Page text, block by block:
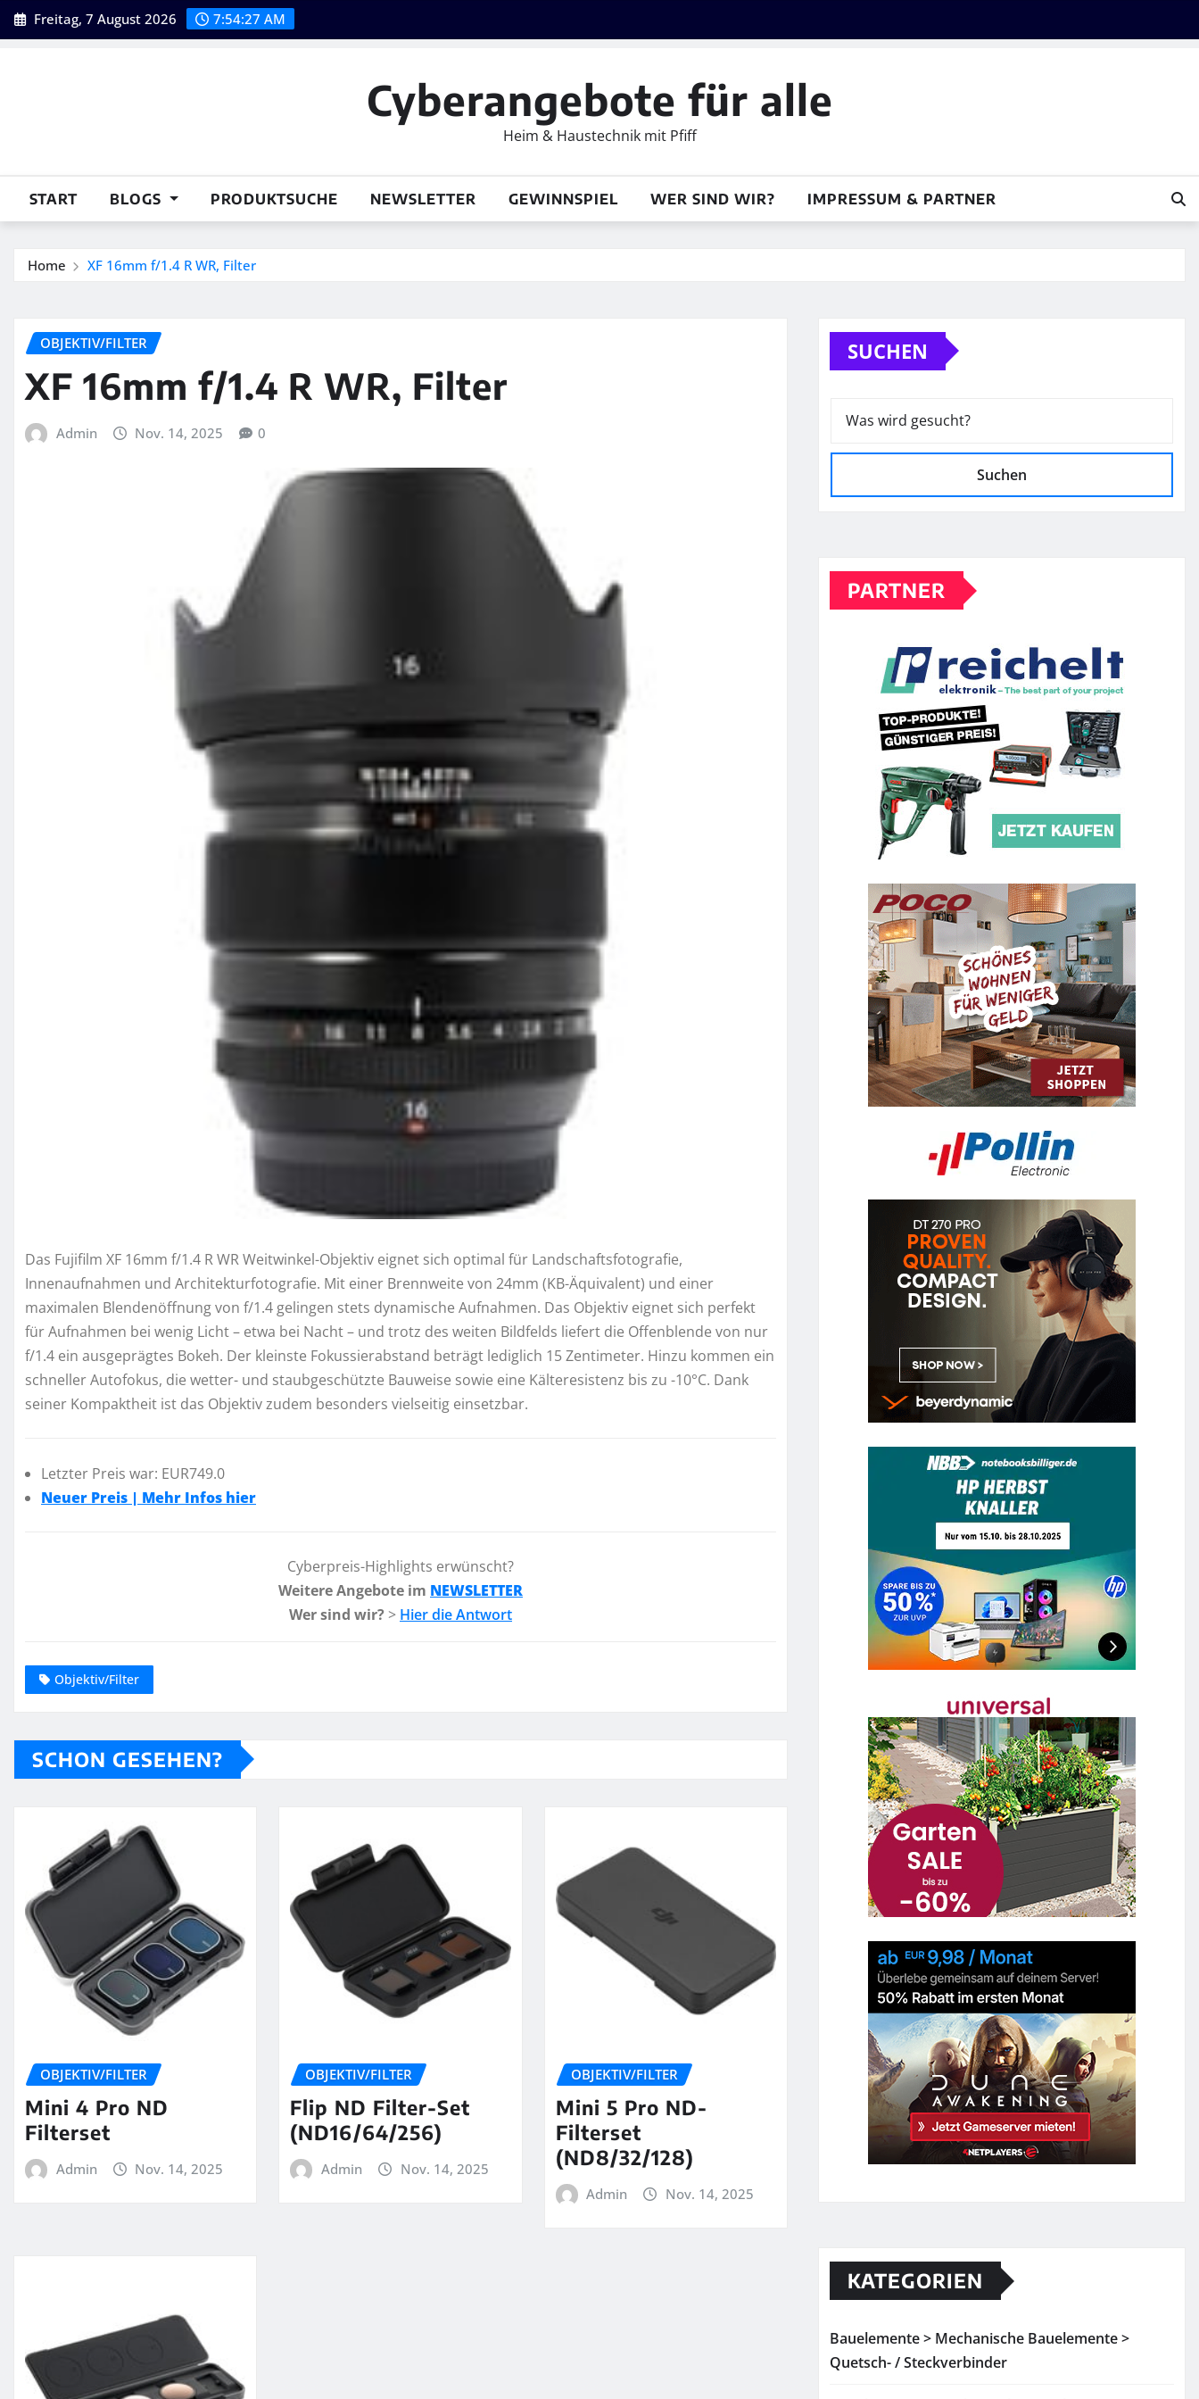
Skip
to
Freitag, 7 August 2026 7:54:28 AM
Cyberangebote für alle
Heim & Haustechnik mit Pfiff
START BLOGS PRODUKTSUCHE NEWSLETTER GEWINNSPIEL WER SIND WIR? IMPRESSUM & PARTNER
Home XF 16mm f/1.4 R WR, Filter
OBJEKTIV/FILTER
XF 16mm f/1.4 R WR, Filter
Admin Nov. 14, 2025 0
Das Fujifilm XF 16mm f/1.4 R WR Weitwinkel-Objektiv eignet sich optimal für Landschaftsfotografie,
Innenaufnahmen und Architekturfotografie. Mit einer Brennweite von 24mm (KB-Äquivalent) und einer
maximalen Blendenöffnung von f/1.4 gelingen stets dynamische Aufnahmen. Das Objektiv eignet sich perfekt
für Aufnahmen bei wenig Licht – etwa bei Nacht – und trotz des weiten Bildfelds liefert die Offenblende von nur
f/1.4 ein ausgeprägtes Bokeh. Der kleinste Fokussierabstand beträgt lediglich 15 Zentimeter. Hinzu kommen ein
schneller Autofokus, die wetter- und staubgeschützte Bauweise sowie eine Kälteresistenz bis zu -10°C. Dank
seiner Kompaktheit ist das Objektiv zudem besonders vielseitig einsetzbar.
Letzter Preis war: EUR749.0
Neuer Preis | Mehr Infos hier
Cyberpreis-Highlights erwünscht?
Weitere Angebote im NEWSLETTER
Wer sind wir? > Hier die Antwort
Objektiv/Filter
SCHON GESEHEN?
OBJEKTIV/FILTER
Mini 4 Pro ND
Filterset
Admin Nov. 14, 2025
OBJEKTIV/FILTER
Flip ND Filter-Set
(ND16/64/256)
Admin Nov. 14, 2025
OBJEKTIV/FILTER
Mini 5 Pro ND-
Filterset
(ND8/32/128)
Admin Nov. 14, 2025
SUCHEN
Suchen
PARTNER
KATEGORIEN
Bauelemente > Mechanische Bauelemente >
Quetsch- / Steckverbinder